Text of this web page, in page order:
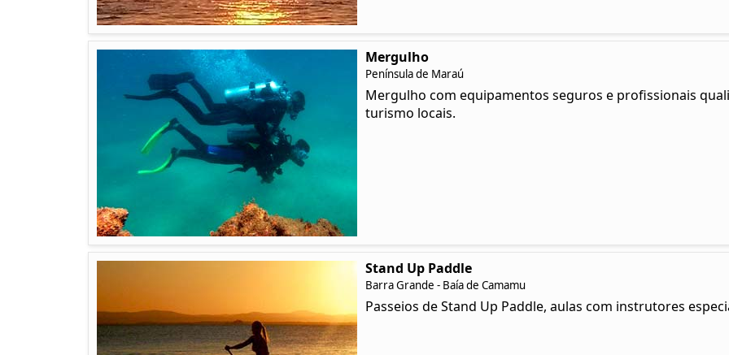
Mergulho
Península de Maraú
Mergulho com equipamentos seguros e profissionais
turismo locais.
Stand Up Paddle
Barra Grande - Baía de Camamu
Passeios de Stand Up Paddle, aulas com instrutores